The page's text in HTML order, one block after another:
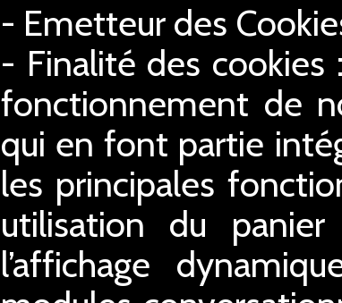
- Emetteur des
- Finalité des cookies
fonctionnement de
qui en font partie
les principales
utilisation du
l’affichage